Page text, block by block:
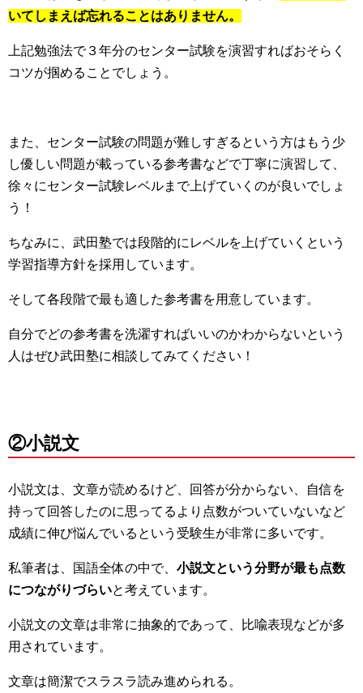
いてしまえば忘れることはありません。
上記勉強法で３年分のセンター試験を演習すればおそらく
コツが掴めることでしょう。
また、センター試験の問題が難しすぎるという方はもう少
し優しい問題が載っている参考書などで丁寧に演習して、
徐々にセンター試験レベルまで上げていくのが良いでしょ
う！
ちなみに、武田塾では段階的にレベルを上げていくという
学習指導方針を採用しています。
そして各段階で最も適した参考書を用意しています。
自分でどの参考書を洗濯すればいいのかわからないという
人はぜひ武田塾に相談してみてください！
②小説文
小説文は、文章が読めるけど、回答が分からない、自信を
持って回答したのに思ってるより点数がついていないなど
成績に伸び悩んでいるという受験生が非常に多いです。
私筆者は、国語全体の中で、 小説文という分野が最も点数
につながりづらいと考えています。
小説文の文章は非常に抽象的であって、比喩表現などが多
用されています。
文章は簡潔でスラスラ読み進められる。